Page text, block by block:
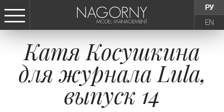
РУ
EN
СТАТЬ МОДЕЛЬЮ
ДЕВУШКИ
ТИНЕЙДЖЕРЫ
Катя Косушкина
для журнала Lula,
выпуск 14